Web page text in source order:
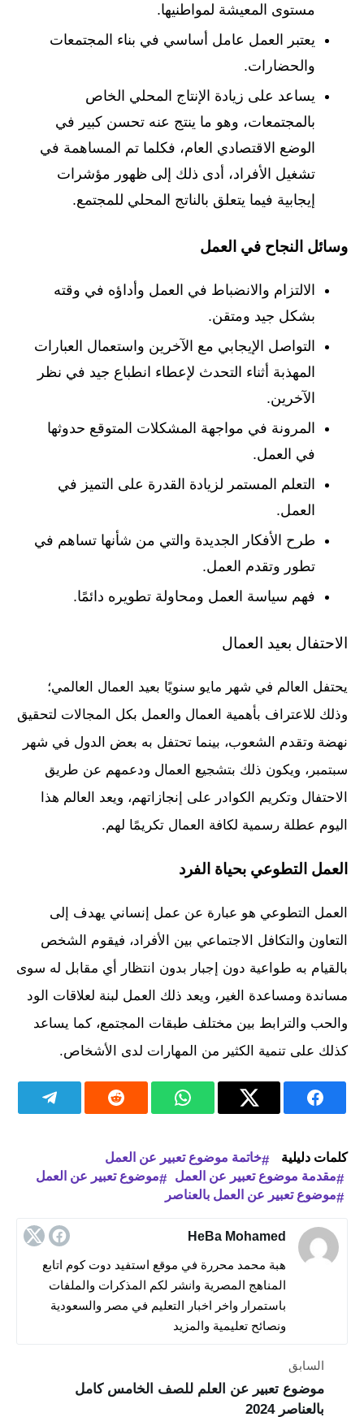
مستوى المعيشة لمواطنيها.
يعتبر العمل عامل أساسي في بناء المجتمعات
والحضارات.
يساعد على زيادة الإنتاج المحلي الخاص
بالمجتمعات، وهو ما ينتج عنه تحسن كبير في
الوضع الاقتصادي العام، فكلما تم المساهمة في
تشغيل الأفراد، أدى ذلك إلى ظهور مؤشرات
إيجابية فيما يتعلق بالناتج المحلي للمجتمع.
وسائل النجاح في العمل
الالتزام والانضباط في العمل وأداؤه في وقته
بشكل جيد ومتقن.
التواصل الإيجابي مع الآخرين واستعمال العبارات
المهذبة أثناء التحدث لإعطاء انطباع جيد في نظر
الآخرين.
المرونة في مواجهة المشكلات المتوقع حدوثها
في العمل.
التعلم المستمر لزيادة القدرة على التميز في
العمل.
طرح الأفكار الجديدة والتي من شأنها تساهم في
تطور وتقدم العمل.
فهم سياسة العمل ومحاولة تطويره دائمًا.
الاحتفال بعيد العمال
يحتفل العالم في شهر مايو سنويًا بعيد العمال العالمي؛
وذلك للاعتراف بأهمية العمال والعمل بكل المجالات لتحقيق
نهضة وتقدم الشعوب، بينما تحتفل به بعض الدول في شهر
سبتمبر، ويكون ذلك بتشجيع العمال ودعمهم عن طريق
الاحتفال وتكريم الكوادر على إنجازاتهم، ويعد العالم هذا
اليوم عطلة رسمية لكافة العمال تكريمًا لهم.
العمل التطوعي بحياة الفرد
العمل التطوعي هو عبارة عن عمل إنساني يهدف إلى
التعاون والتكافل الاجتماعي بين الأفراد، فيقوم الشخص
بالقيام به طواعية دون إجبار بدون انتظار أي مقابل له سوى
مساندة ومساعدة الغير، ويعد ذلك العمل لبنة لعلاقات الود
والحب والترابط بين مختلف طبقات المجتمع، كما يساعد
كذلك على تنمية الكثير من المهارات لدى الأشخاص.
كلمات دليلية
خاتمة موضوع تعبير عن العمل
مقدمة موضوع تعبير عن العمل
موضوع تعبير عن العمل
موضوع تعبير عن العمل بالعناصر
HeBa Mohamed
هبة محمد محررة في موقع استفيد دوت كوم اتابع
المناهج المصرية وانشر لكم المذكرات والملفات
باستمرار واخر اخبار التعليم في مصر والسعودية
ونصائح تعليمية والمزيد
السابق
موضوع تعبير عن العلم للصف الخامس كامل
بالعناصر 2024